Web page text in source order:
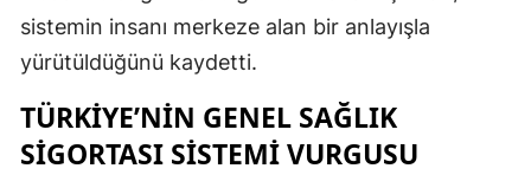
sistemin insanı merkeze alan bir anlayışla
yürütüldüğünü kaydetti.
TÜRKIYE’NIN GENEL SAĞLIK
SIGORTASI SISTEMI VURGUSU